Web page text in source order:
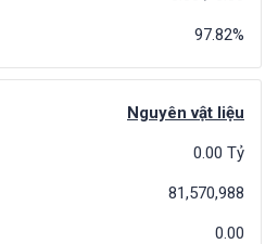
97.82%
Nguyên vật liệu
0.00 Tỷ
81,570,988
0.00